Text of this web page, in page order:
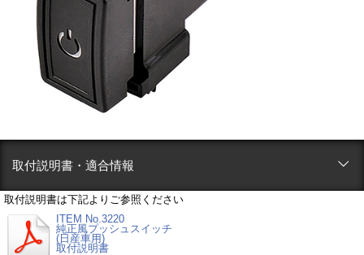
取付説明書・適合情報
取付説明書は下記よりご参照ください
ITEM No.3220
純正風プッシュスイッチ
(日産車用)
取付説明書